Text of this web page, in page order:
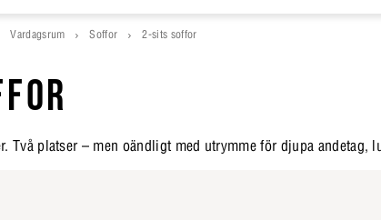
Vardagsrum Soffor 2-sits soffor
Två platser – men oändligt med utrymme för djupa